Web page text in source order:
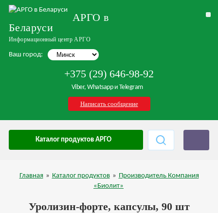
АРГО в
Беларуси
Информационный центр АРГО
Ваш город:
+375 (29) 646-98-92
Viber, Whatsapp и Telegram
Написать сообщение
Каталог продуктов АРГО
Главная » Каталог продуктов » Производитель Компания
«Биолит»
Уролизин-форте, капсулы, 90 шт